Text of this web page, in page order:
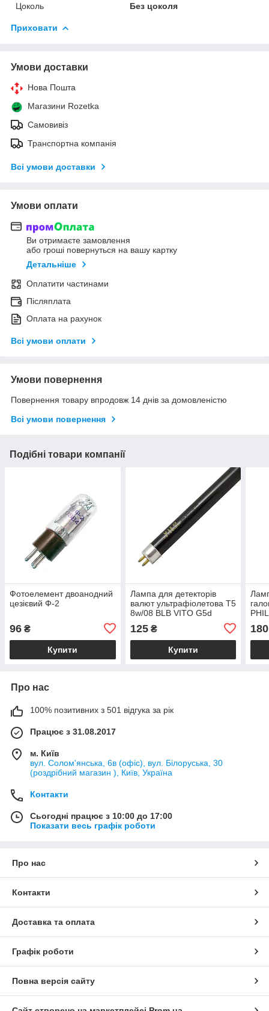
Цоколь
Без цоколя
Приховати
Умови доставки
Нова Пошта
Магазини Rozetka
Самовивіз
Транспортна компанія
Всі умови доставки
Умови оплати
Ви отримаєте замовлення
або гроші повернуться на вашу картку
Детальніше
Оплатити частинами
Післяплата
Оплата на рахунок
Всі умови оплати
Умови повернення
Повернення товару впродовж 14 днів за домовленістю
Всі умови повернення
Подібні товари компанії
Фотоелемент двоанодний
цезієвий Ф-2
96 ₴
Купити
Лампа для детекторів
валют ультрафіолетова T5
8w/08 BLB VITO G5d
125₴
Купити
180
Про нас
100% позитивних з 501 відгука за рік
Працює з 31.08.2017
м. Київ
вул. Солом'янська, 6в (офіс), вул. Білоруська, 30
(роздрібний магазин ), Київ, Україна
Контакти
Сьогодні працює з 10:00 до 17:00
Показати весь графік роботи
Про нас
Контакти
Доставка та оплата
Графік роботи
Повна версія сайту